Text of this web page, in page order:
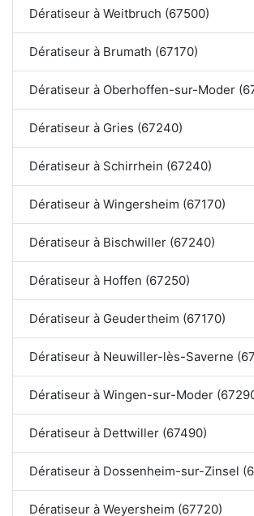
Dératiseur à Weitbruch (67500)
Dératiseur à Brumath (67170)
Dératiseur à Oberhoffen-sur-Moder
Dératiseur à Gries (67240)
Dératiseur à Schirrhein (67240)
Dératiseur à Wingersheim (67170)
Dératiseur à Bischwiller (67240)
Dératiseur à Hoffen (67250)
Dératiseur à Geudertheim (67170)
Dératiseur à Neuwiller-lès-Saverne
Dératiseur à Wingen-sur-Moder
Dératiseur à Dettwiller (67490)
Dératiseur à Dossenheim-sur-Zinsel
Dératiseur à Weyersheim (67720)